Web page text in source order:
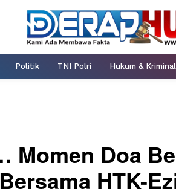
Politik TNI Polri Hukum & Kriminal
Momen Doa
HTK-